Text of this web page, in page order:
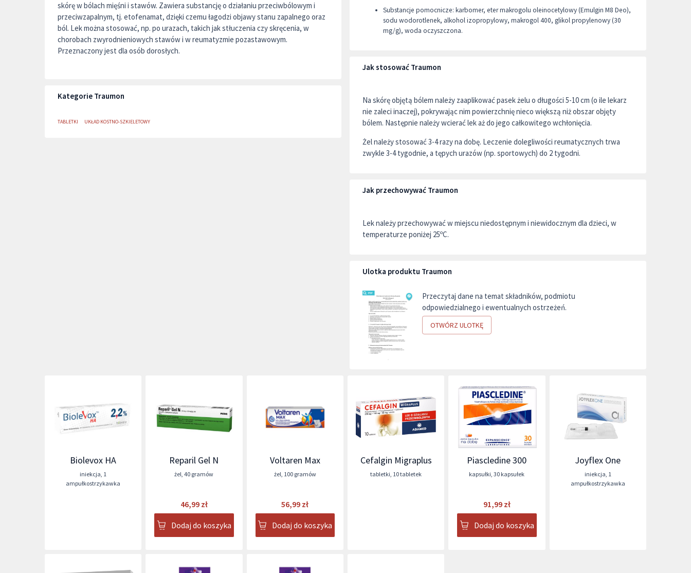
skórę w bólach mięśni i stawów. Zawiera substancję o działaniu przeciwbólowym i
przeciwzapalnym, tj. etofenamat, dzięki czemu łagodzi objawy stanu zapalnego oraz
ból. Lek można stosować, np. po urazach, takich jak stłuczenia czy skręcenia, w
chorobach zwyrodnieniowych stawów i w reumatyzmie pozastawowym.
Przeznaczony jest dla osób dorosłych.
Kategorie Traumon
TABLETKI UKŁAD KOSTNO-SZKIELETOWY
Substancje pomocnicze: karbomer, eter makrogolu oleinocetylowy (Emulgin M8 Deo),
sodu wodorotlenek, alkohol izopropylowy, makrogol 400, glikol propylenowy (30
mg/g), woda oczyszczona.
Jak stosować Traumon
Na skórę objętą bólem należy zaaplikować pasek żelu o długości 5-10 cm (o ile lekarz
nie zaleci inaczej), pokrywając nim powierzchnię nieco większą niż obszar objęty
bólem. Następnie należy wcierać lek aż do jego całkowitego wchłonięcia.
Żel należy stosować 3-4 razy na dobę. Leczenie dolegliwości reumatycznych trwa
zwykle 3-4 tygodnie, a tępych urazów (np. sportowych) do 2 tygodni.
Jak przechowywać Traumon
Lek należy przechowywać w miejscu niedostępnym i niewidocznym dla dzieci, w
temperaturze poniżej 25ºC.
Ulotka produktu Traumon
Przeczytaj dane na temat składników, podmiotu
odpowiedzialnego i ewentualnych ostrzeżeń.
OTWÓRZ ULOTKĘ
Biolevox HA
iniekcja, 1
ampułkostrzykawka
Reparil Gel N
żel,40 gramów
46,99 zł
Dodaj do koszyka
Voltaren Max
żel, 100 gramów
56,99 zł
Dodaj do koszyka
Cefalgin Migraplus
tabletki, 10 tabletek
Piascledine 300
kapsułki,30 kapsułek
91,99 zł
Dodaj do koszyka
Joyflex One
iniekcja, 1
ampułkostrzykawka